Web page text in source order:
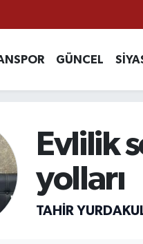
GÜNCEL
Evlilik
yolları
TAHIR
Fikstür